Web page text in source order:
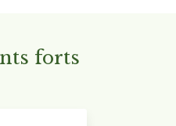
forts